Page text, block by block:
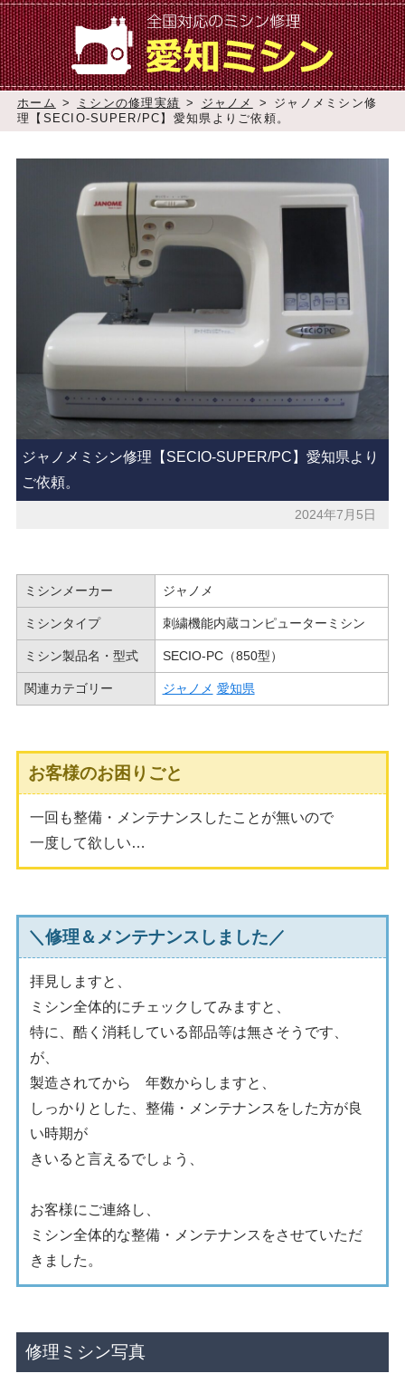
ホーム > ミシンの修理実績 > ジャノメ >
ジャノメミシン修
理【SECIO-SUPER/PC】愛知県よりご依頼。
ジャノメミシン修理【SECIO-SUPER/PC】愛知県より
ご依頼。
2024年7月5日
ミシンメーカー ジャノメ
ミシンタイプ 刺繍機能内蔵コンピューターミシン
ミシン製品名・型式 SECIO-PC（850型）
関連カテゴリー ジャノメ 愛知県
お客様のお困りごと
一回も整備・メンテナンスしたことが無いので
一度して欲しい…
＼修理＆メンテナンスしました／
拝見しますと、
ミシン全体的にチェックしてみますと、
特に、酷く消耗している部品等は無さそうです、
が、
製造されてから 年数からしますと、
しっかりとした、整備・メンテナンスをした方が良
い時期が
きいると言えるでしょう、
お客様にご連絡し、
ミシン全体的な整備・メンテナンスをさせていただ
きました。
修理ミシン写真